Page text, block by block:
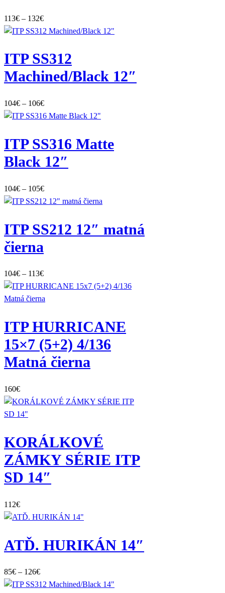
113€ – 132€Price
range:
through
132€
ITP SS312
Machined/Black 12″
104€ – 106€Price
range:
through
106€
ITP SS316 Matte
Black 12″
104€ – 105€Price
range:
through
105€
ITP SS212 12″ matná
čierna
104€ – 113€Price
range:
104€
113€
ITP HURRICANE
15×7 (5+2) 4/136
Matná čierna
160€
KORÁLKOVÉ
ZÁMKY SÉRIE ITP
SD 14″
112€
ATĎ. HURIKÁN 14″
85€ – 126€Price
range: